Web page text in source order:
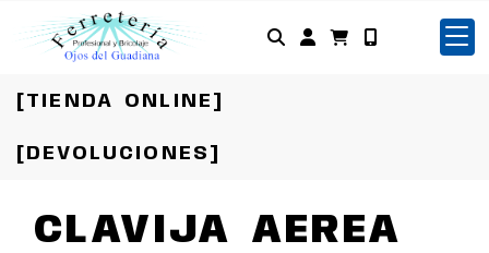
Identifícate
[TIENDA ONLINE]
[DEVOLUCIONES]
CLAVIJA AEREA